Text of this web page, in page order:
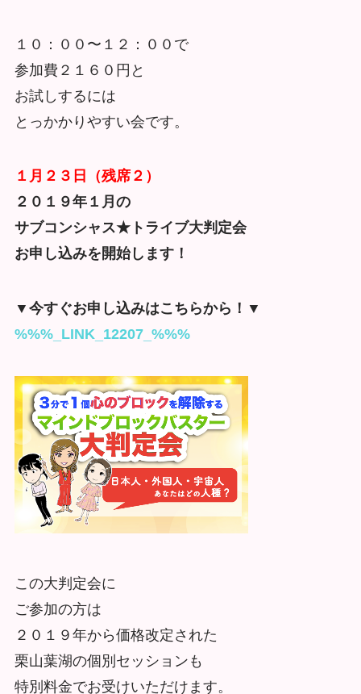
１０：００〜１２：００で
参加費２１６０円と
お試しするには
とっかかりやすい会です。
１月２３日（残席２）
２０１９年１月の
サブコンシャス★トライブ大判定会
お申し込みを開始します！
▼今すぐお申し込みはこちらから！▼
%%%_LINK_12207_%%%
この大判定会に
ご参加の方は
２０１９年から価格改定された
栗山葉湖の個別セッションも
特別料金でお受けいただけます。